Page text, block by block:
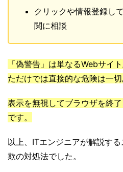
クリックや情報登録し
関に相談
「偽警告」は単なるWebサイ
ただけでは直接的な危険は一切
表示を無視してブラウザを終
です。
以上、ITエンジニアが解説す
欺の対処法でした。